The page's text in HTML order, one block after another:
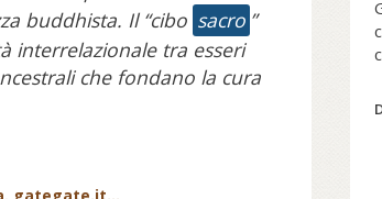
buddhista. Il “cibo sacro ”
interrelazionale tra esseri
che fondano la cura